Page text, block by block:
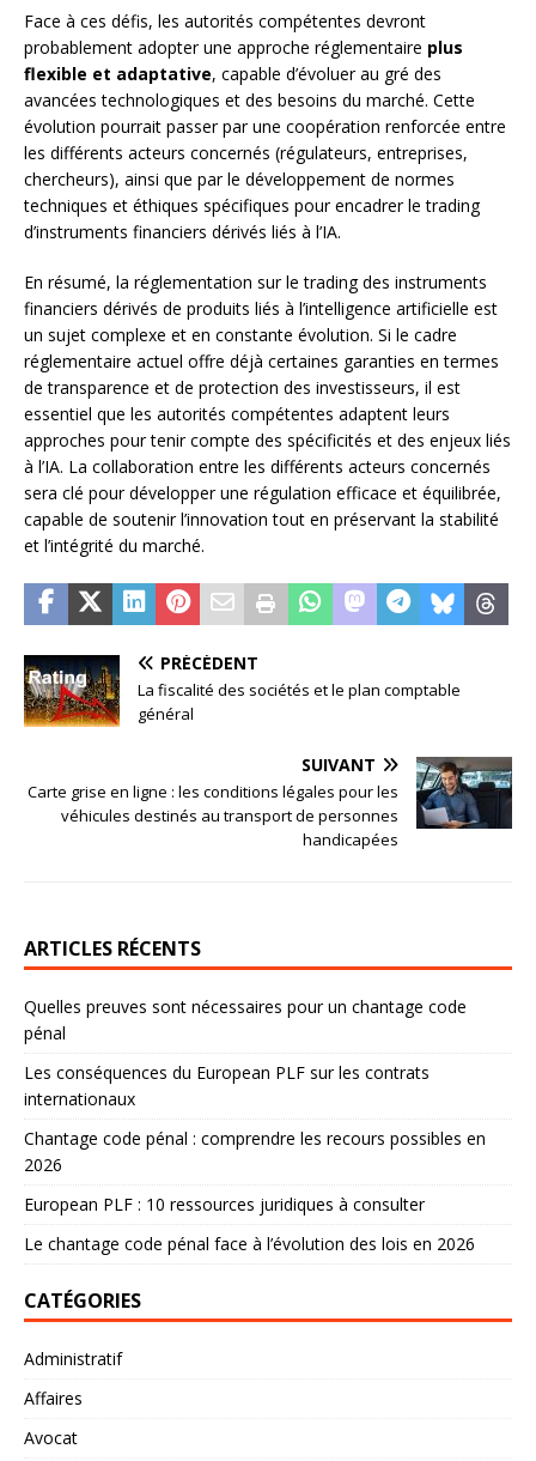
Face à ces défis, les autorités compétentes devront
probablement adopter une approche réglementaire plus
flexible et adaptative, capable d’évoluer au gré des
avancées technologiques et des besoins du marché. Cette
évolution pourrait passer par une coopération renforcée entre
les différents acteurs concernés (régulateurs, entreprises,
chercheurs), ainsi que par le développement de normes
techniques et éthiques spécifiques pour encadrer le trading
d’instruments financiers dérivés liés à l’IA.
En résumé, la réglementation sur le trading des instruments
financiers dérivés de produits liés à l’intelligence artificielle est
un sujet complexe et en constante évolution. Si le cadre
réglementaire actuel offre déjà certaines garanties en termes
de transparence et de protection des investisseurs, il est
essentiel que les autorités compétentes adaptent leurs
approches pour tenir compte des spécificités et des enjeux liés
à l’IA. La collaboration entre les différents acteurs concernés
sera clé pour développer une régulation efficace et équilibrée,
capable de soutenir l’innovation tout en préservant la stabilité
et l’intégrité du marché.
PRÉCÉDENT
La fiscalité des sociétés et le plan comptable
général
SUIVANT
Carte grise en ligne : les conditions légales pour les
véhicules destinés au transport de personnes
handicapées
ARTICLES RÉCENTS
Quelles preuves sont nécessaires pour un chantage code
pénal
Les conséquences du European PLF sur les contrats
internationaux
Chantage code pénal : comprendre les recours possibles en
2026
European PLF : 10 ressources juridiques à consulter
Le chantage code pénal face à l’évolution des lois en 2026
CATÉGORIES
Administratif
Affaires
Avocat